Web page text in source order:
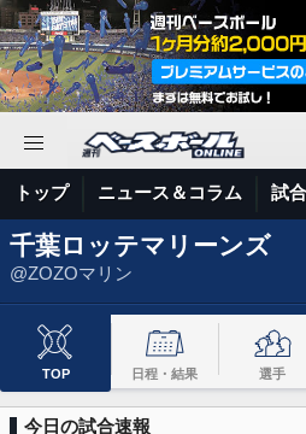
トップ ニュース＆コラム 試
千葉ロッテマリーンズ
@ZOZOマリン
TOP 日程・結果 選手
今日の試合速報